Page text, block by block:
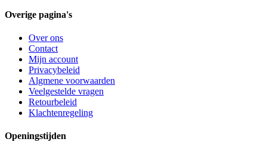
Overige pagina's
Over ons
Contact
Mijn account
Privacybeleid
Algmene voorwaarden
Veelgestelde vragen
Retourbeleid
Klachtenregeling
Openingstijden